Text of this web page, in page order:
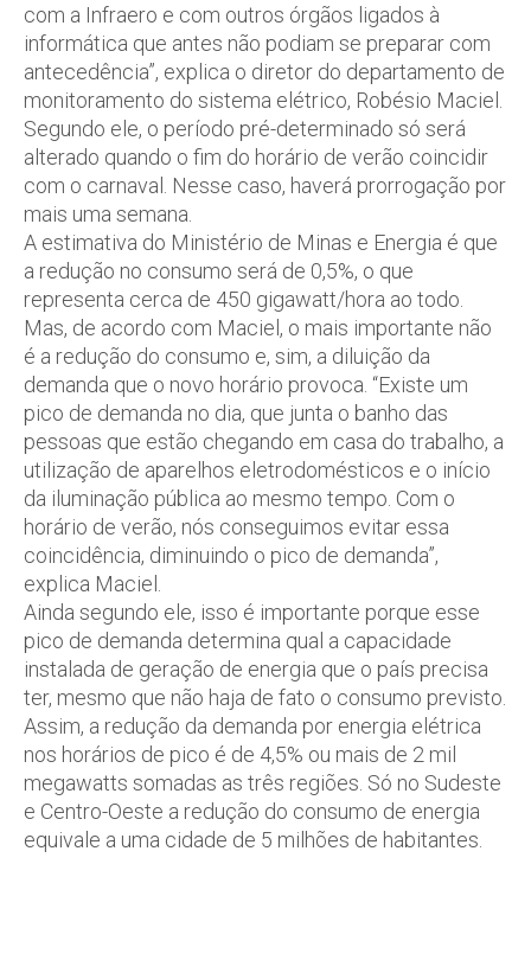
com a Infraero e com outros órgãos ligados à
informática que antes não podiam se preparar com
antecedência”, explica o diretor do departamento de
monitoramento do sistema elétrico, Robésio Maciel.
Segundo ele, o período pré-determinado só será
alterado quando o fim do horário de verão coincidir
com o carnaval. Nesse caso, haverá prorrogação por
mais uma semana.
A estimativa do Ministério de Minas e Energia é que
a redução no consumo será de 0,5%, o que
representa cerca de 450 gigawatt/hora ao todo.
Mas, de acordo com Maciel, o mais importante não
é a redução do consumo e, sim, a diluição da
demanda que o novo horário provoca. “Existe um
pico de demanda no dia, que junta o banho das
pessoas que estão chegando em casa do trabalho, a
utilização de aparelhos eletrodomésticos e o início
da iluminação pública ao mesmo tempo. Com o
horário de verão, nós conseguimos evitar essa
coincidência, diminuindo o pico de demanda”,
explica Maciel.
Ainda segundo ele, isso é importante porque esse
pico de demanda determina qual a capacidade
instalada de geração de energia que o país precisa
ter, mesmo que não haja de fato o consumo previsto.
Assim, a redução da demanda por energia elétrica
nos horários de pico é de 4,5% ou mais de 2 mil
megawatts somadas as três regiões. Só no Sudeste
e Centro-Oeste a redução do consumo de energia
equivale a uma cidade de 5 milhões de habitantes.